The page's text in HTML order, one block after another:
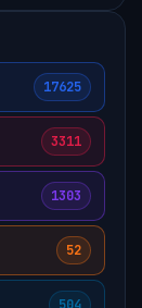
17625
3311
1303
52